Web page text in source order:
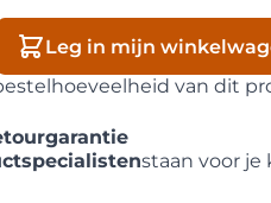
Leg in mijn
van dit
staan voor je